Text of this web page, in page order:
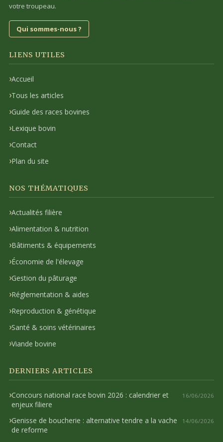
votre troupeau.
Qui sommes-nous ?
LIENS UTILES
Accueil
Tous les articles
Guide des races bovines
Lexique bovin
Contact
Plan du site
NOS THÉMATIQUES
Actualités filière
Alimentation & nutrition
Bâtiments & équipements
Économie de l'élevage
Gestion du pâturage
Réglementation & aides
Reproduction & génétique
Santé & soins vétérinaires
Viande bovine
DERNIERS ARTICLES
Concours national race bovin 2026 : calendrier et
enjeux filiere
16/06/2026
Genisse de boucherie : alternative tendre a la vache
de reforme
14/06/2026